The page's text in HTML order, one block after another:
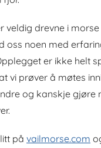
veldig drevne i
oss noen med
er ikke helt
vi prøver å møtes
og kanskje gjøre
på vailmorse.com